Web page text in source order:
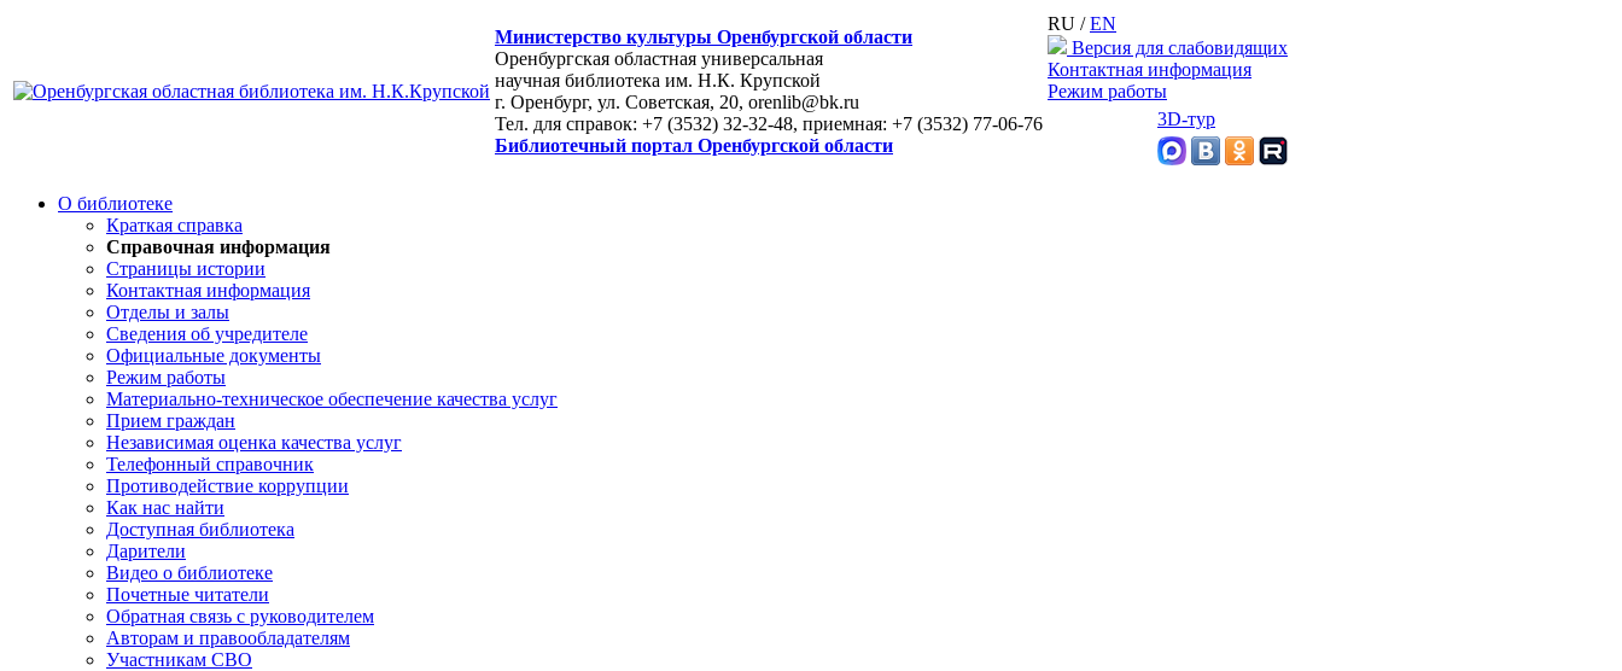
Министерство культуры Оренбургской области
Оренбургская областная универсальная
научная библиотека им. Н.К. Крупской
г. Оренбург, ул. Советская, 20, orenlib@bk.ru
Тел. для справок: +7 (3532) 32-32-48, приемная: +7 (3532) 77-06-76
Библиотечный портал Оренбургской области
RU /EN
Версия для слабовидящих
Контактная информация
Режим работы
3D-тур
О библиотеке
Краткая справка
Справочная информация
Страницы истории
Контактная информация
Отделы и залы
Сведения об учредителе
Официальные документы
Режим работы
Материально-техническое обеспечение качества услуг
Прием граждан
Независимая оценка качества услуг
Телефонный справочник
Противодействие коррупции
Как нас найти
Доступная библиотека
Дарители
Видео о библиотеке
Почетные читатели
Обратная связь с руководителем
Авторам и правообладателям
Участникам СВО